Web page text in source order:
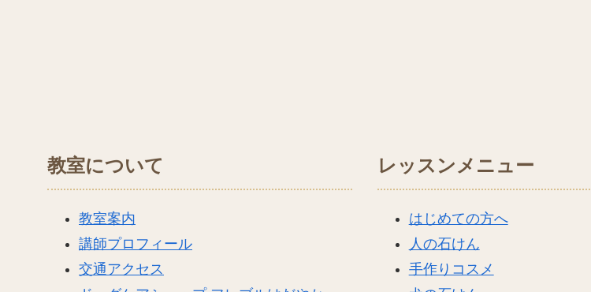
教室について
教室案内
講師プロフィール
交通アクセス
レッスンメニュー
はじめての方へ
人の石けん
手作りコスメ